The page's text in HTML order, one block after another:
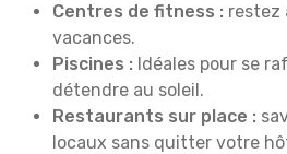
Centres de fitness : restez
vacances.
Piscines : Idéales pour se
détendre au soleil.
Restaurants sur place :
locaux sans quitter votre